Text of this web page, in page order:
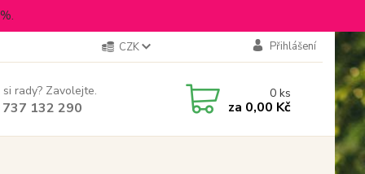
CZK Přihlášení
rady? Zavolejte.
132 290
0ks
za 0,00 Kč